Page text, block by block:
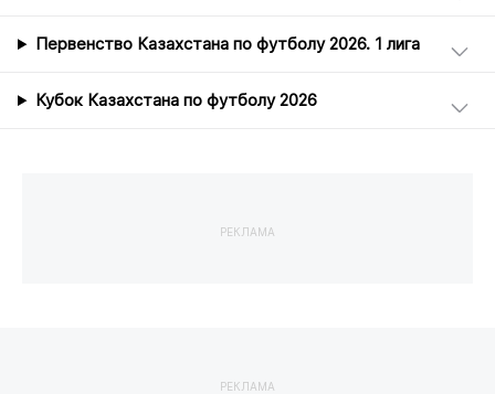
Первенство Казахстана по футболу 2026. 1 лига
Кубок Казахстана по футболу 2026
РЕКЛАМА
РЕКЛАМА